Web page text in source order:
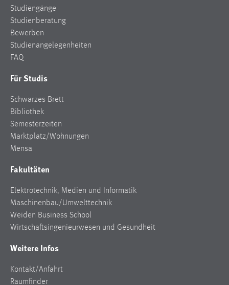
Studiengänge
Studienberatung
Bewerben
Studienangelegenheiten
FAQ
Für Studis
Schwarzes Brett
Bibliothek
Semesterzeiten
Marktplatz/Wohnungen
Mensa
Fakultäten
Elektrotechnik, Medien und Informatik
Maschinenbau/Umwelttechnik
Weiden Business School
Wirtschaftsingenieurwesen und Gesundheit
Weitere Infos
Kontakt/Anfahrt
Raumfinder
Name:
_pk_ref, _pk_cvar, _pk_id, _pk_ses
Zweck:
Cookie Laufzeit:
MARKETING
Marketing Cookies werden von Drittanbietern
Sie tun dies, indem sie Besucher über Websites
Google Ads
Name:
Anbieter:
Google Ireland Limited